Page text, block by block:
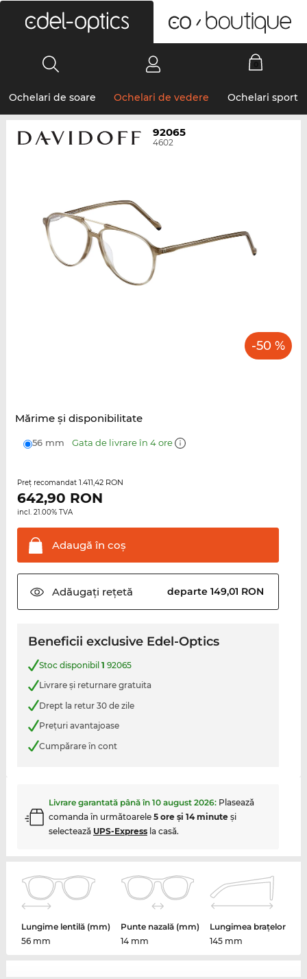
Ochelari de soare Ochelari de vedere Ochelari sport
92065
4602
-50 %
Mărime şi disponibilitate
56 mm Gata de livrare în 4 ore
Preţ recomandat 1.411,42 RON
642,90 RON
incl. 21.00% TVA
Adaugă în coş
Adăugați rețetă departe 149,01 RON
Beneficii exclusive Edel-Optics
Stoc disponibil 1 92065
Livrare şi returnare gratuita
Drept la retur 30 de zile
Preţuri avantajoase
Cumpărare în cont
Livrare garantată până în 10 august 2026: Plasează
comanda în următoarele 5 ore şi 14 minuteşi
selectează UPS-Expressla casă.
Lungime lentilă (mm)
56 mm
Punte nazală (mm)
14 mm
Lungimea brațelor
145 mm